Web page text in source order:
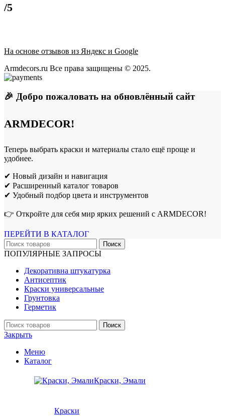
/5
На основе отзывов из Яндекс и Google
Armdecors.ru Все права защищены © 2025. ​
🎉 Добро пожаловать на обновлённый сайт
ARMDECOR!
Теперь выбрать краски и материалы стало ещё проще и
удобнее.
✔ Новый дизайн и навигация
✔ Расширенный каталог товаров
✔ Удобный подбор цвета и инструментов
👉 Откройте для себя мир ярких решений с ARMDECOR!
ПЕРЕЙТИ В КАТАЛОГ
Поиск
ПОПУЛЯРНЫЕ ЗАПРОСЫ
Декоративна штукатурка
Антисептик
Краски универсальные
Грунтовка
Герметик
Поиск
Закрыть
Меню
Каталог
Краски, Эмали
Краски